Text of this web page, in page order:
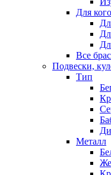
Для кого
Все
Подвески,
Тип
Металл